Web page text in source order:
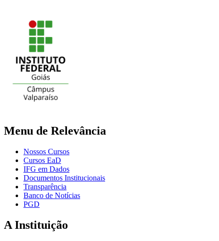
Menu de Relevância
Nossos Cursos
Cursos EaD
IFG em Dados
Documentos Institucionais
Transparência
Banco de Notícias
PGD
A Instituição